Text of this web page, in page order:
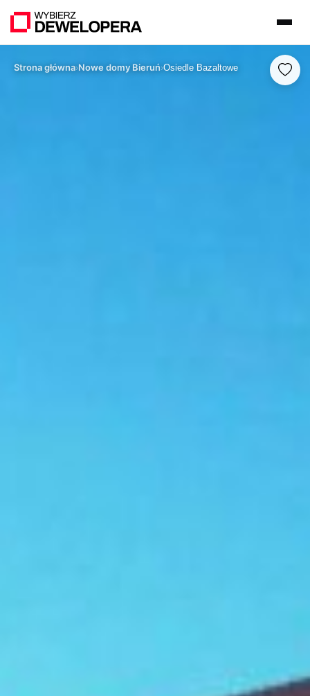
Strona główna›Nowe domy Bieruń›Osiedle Bazaltowe